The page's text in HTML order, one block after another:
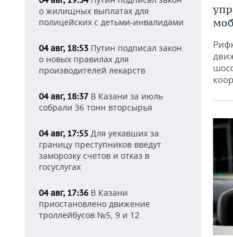
о жилищных выплатах для
полицейских с детьми-инвалидами
04 авг, 18:53 Путин подписал закон
о новых правилах для
производителей лекарств
04 авг, 18:37 В Казани за июль
собрали 36 тонн вторсырья
04 авг, 17:55 Для уехавших за
границу преступников введут
заморозку счетов и отказ в
госуслугах
04 авг, 17:36 В Казани
приостановлено движение
троллейбусов №5, 9 и 12